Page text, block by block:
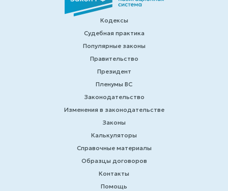
Кодексы
Судебная практика
Популярные законы
Правительство
Президент
Пленумы ВС
Законодательство
Изменения в законодательстве
Законы
Калькуляторы
Справочные материалы
Образцы договоров
Контакты
Помощь